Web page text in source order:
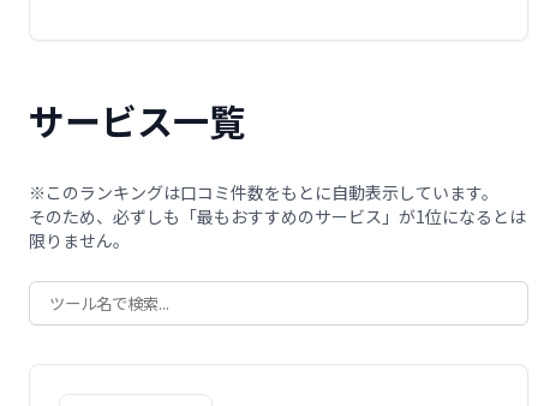
サービス一覧
※このランキングは口コミ件数をもとに自動表示しています。
そのため、必ずしも「最もおすすめのサービス」が1位になるとは
限りません。